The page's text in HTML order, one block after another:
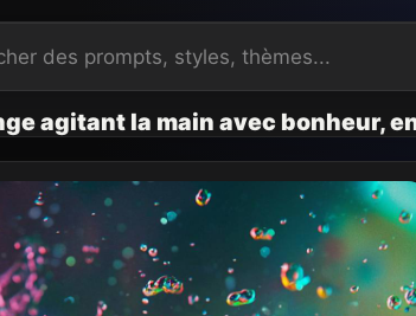
agitant la main avec bonheur,